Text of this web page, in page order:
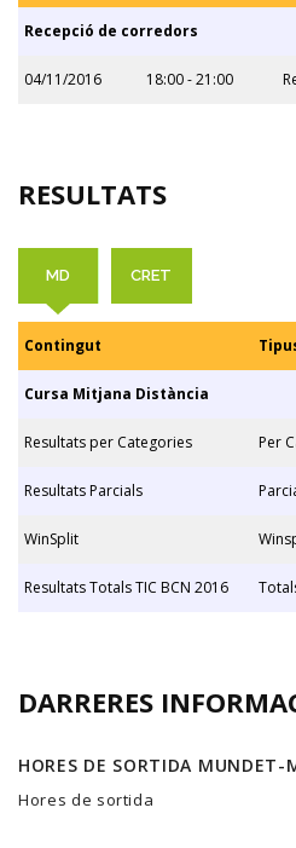
Recepció de corredors
04/11/2016 18:00 - 21:00
RESULTATS
MD CRET
Contingut
Cursa Mitjana Distància
Resultats per Categories Per
Resultats Parcials
WinSplit
Resultats Totals TIC BCN 2016
DARRERES
HORES DE SORTIDA
Hores de sortida